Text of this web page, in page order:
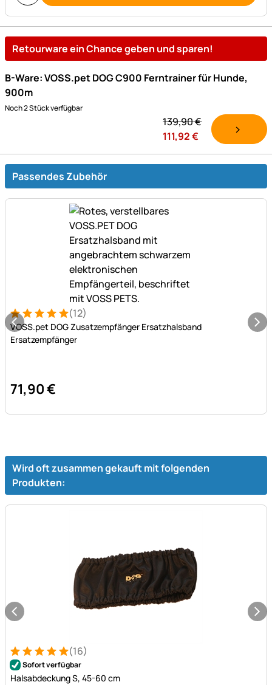
Retourware ein Chance geben und sparen!
B-Ware: VOSS.pet DOG C900 Ferntrainer für Hunde,
900m
Noch 2 Stück verfügbar
139,90€
111,92 €
Passendes Zubehör
Bewertung: 5 von 5 (12 Bewertungen)
12 Bewertungen
(12)
VOSS.pet DOG Zusatzempfänger Ersatzhalsband
Ersatzempfänger
71,90€
Wird oft zusammen gekauft mit folgenden
Produkten:
Bewertung: 5 von 5 (16 Bewertungen)
16 Bewertungen
(16)
Sofort verfügbar
Halsabdeckung S, 45-60 cm